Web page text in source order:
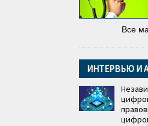
Все
ИНТЕРВЬЮ И